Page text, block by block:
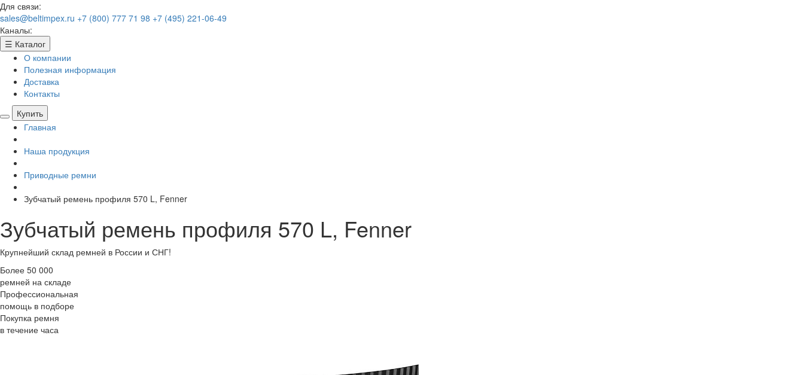
Для связи:
sales@beltimpex.ru +7 (800) 777 71 98 +7 (495) 221-06-49
Каналы:
☰ Каталог
О компании
Полезная информация
Доставка
Контакты
Купить
Главная
Наша продукция
Приводные ремни
Зубчатый ремень профиля 570 L, Fenner
Зубчатый ремень профиля 570 L, Fenner
Крупнейший склад ремней в России и СНГ!
Более 50 000
ремней на складе
Профессиональная
помощь в подборе
Покупка ремня
в течение часа